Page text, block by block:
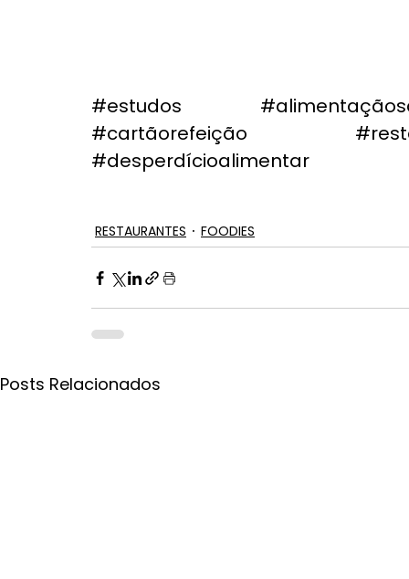
#estudos
#cartãorefeição
#desperdícioalimentar
RESTAURANTES FOODIES
Posts Relacionados